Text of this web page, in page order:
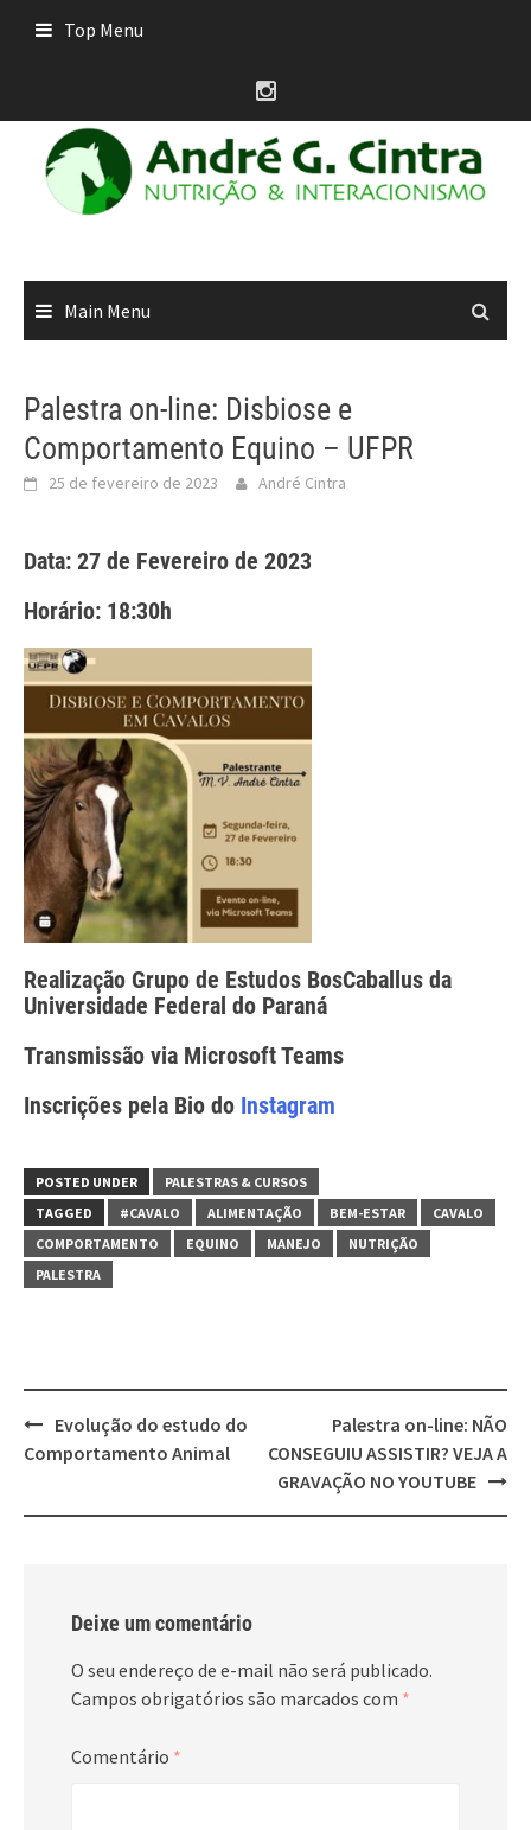
Top Menu
Main Menu
Palestra on-line: Disbiose e
Comportamento Equino – UFPR
25 de fevereiro de 2023 André Cintra
Data: 27 de Fevereiro de 2023
Horário: 18:30h
Realização Grupo de Estudos BosCaballus da
Universidade Federal do Paraná
Transmissão via Microsoft Teams
Inscrições pela Bio do Instagram
POSTED UNDER
PALESTRAS & CURSOS
TAGGED
#CAVALO ALIMENTAÇÃO BEM-ESTAR
CAVALO
COMPORTAMENTO
EQUINO MANEJO
NUTRIÇÃO
PALESTRA
Post
navigation
Evolução do estudo do
Comportamento Animal
Palestra on-line: NÃO
CONSEGUIU ASSISTIR? VEJA A
GRAVAÇÃO NO YOUTUBE
Deixe um comentário
O seu endereço de e-mail não será publicado.
Campos obrigatórios são marcados com *
Comentário *